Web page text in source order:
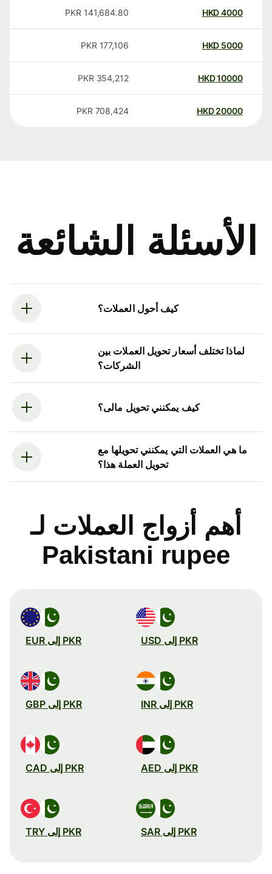
4000
HKD
141,684.80
PKR
5000
HKD
177,106
PKR
10000
HKD
354,212
PKR
20000
HKD
708,424
PKR
الأسئلة الشائعة
كيف أحول العملات؟
لماذا تختلف أسعار تحويل العملات بين
الشركات؟
كيف يمكنني تحويل مالى؟
ما هي العملات التي يمكنني تحويلها مع
تحويل العملة هذا؟
أهم أزواج العملات لـ
Pakistani rupee
PKR إلى USD PKR إلى EUR
PKR إلى INR PKR إلى GBP
PKR إلى AED PKR إلى CAD
PKR إلى SAR PKR إلى TRY